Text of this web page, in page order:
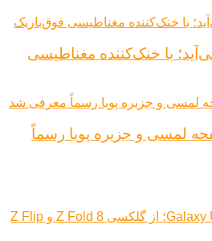
با خنک‌کننده مغناطیسی
۲۰۲۶ با صفحه لمسی و جزیره پویا رسماً